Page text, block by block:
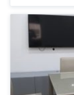
công hướng
ban công nhỏ
để lại toàn bộ
Sổ đỏ chính
0832133366